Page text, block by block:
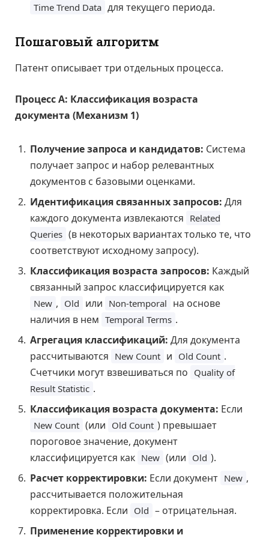
Time Trend Data для текущего периода.
Пошаговый алгоритм
Патент описывает три отдельных процесса.
Процесс А: Классификация возраста
документа (Механизм 1)
Получение запроса и кандидатов: Система
получает запрос и набор релевантных
документов с базовыми оценками.
Идентификация связанных запросов: Для
каждого документа извлекаются Related
Queries (в некоторых вариантах только те, что
соответствуют исходному запросу).
Классификация возраста запросов: Каждый
связанный запрос классифицируется как
New , Old или Non-temporal на основе
наличия в нем Temporal Terms .
Агрегация классификаций: Для документа
рассчитываются New Count и Old Count .
Счетчики могут взвешиваться по Quality of
Result Statistic .
Классификация возраста документа: Если
New Count (или Old Count ) превышает
пороговое значение, документ
классифицируется как New (или Old ).
Расчет корректировки: Если документ New ,
рассчитывается положительная
корректировка. Если Old – отрицательная.
Применение корректировки и